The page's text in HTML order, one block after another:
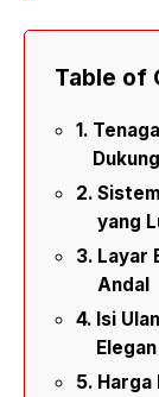
Table of
yang
Layar
Andal
Isi
Elegan
Harga